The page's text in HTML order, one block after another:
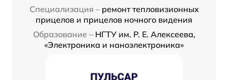
Специализация – ремонт тепловизионных
прицелов и прицелов ночного видения
Образование – НГТУ им. Р. Е. Алексеева,
«Электроника и наноэлектроника»